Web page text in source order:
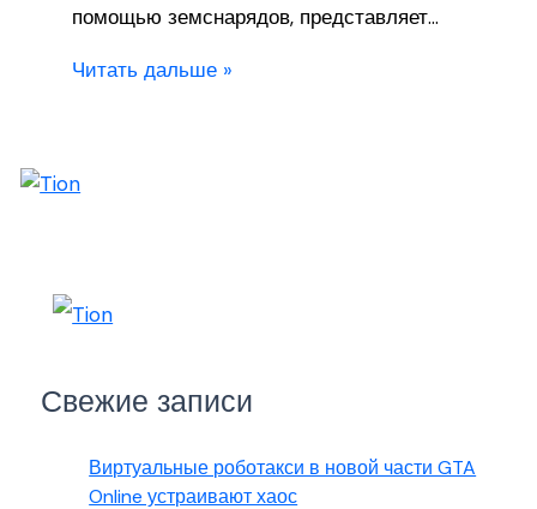
помощью земснарядов, представляет…
Читать дальше »
Свежие записи
Виртуальные роботакси в новой части GTA
Online устраивают хаос